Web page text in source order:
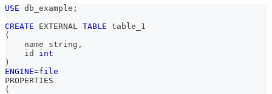
USE db_example ;
CREATE EXTERNAL TABLE table_1
(
    name string
,
    id
int
)
ENGINE=file
PROPERTIES
(